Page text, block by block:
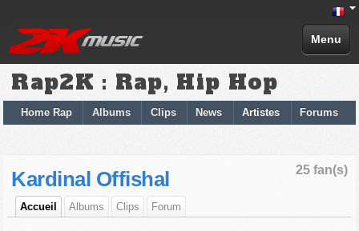
Menu
Rap2K : Rap, Hip Hop
Home Rap Albums Clips News Artistes Forums
25 fan(s)
Kardinal Offishal
Accueil Albums Clips Forum